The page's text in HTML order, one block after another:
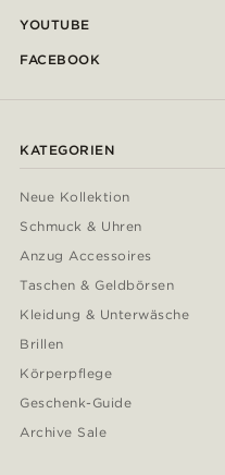
YOUTUBE
FACEBOOK
KATEGORIEN
Neue Kollektion
Schmuck & Uhren
Anzug Accessoires
Taschen & Geldbörsen
Kleidung & Unterwäsche
Brillen
Körperpflege
Geschenk-Guide
Archive Sale